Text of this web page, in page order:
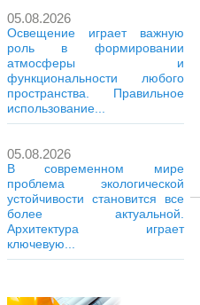
05.08.2026
Освещение играет важную
роль в формировании
атмосферы и
функциональности любого
пространства. Правильное
использование...
05.08.2026
В современном мире
проблема экологической
устойчивости становится все
более актуальной.
Архитектура играет
ключевую...